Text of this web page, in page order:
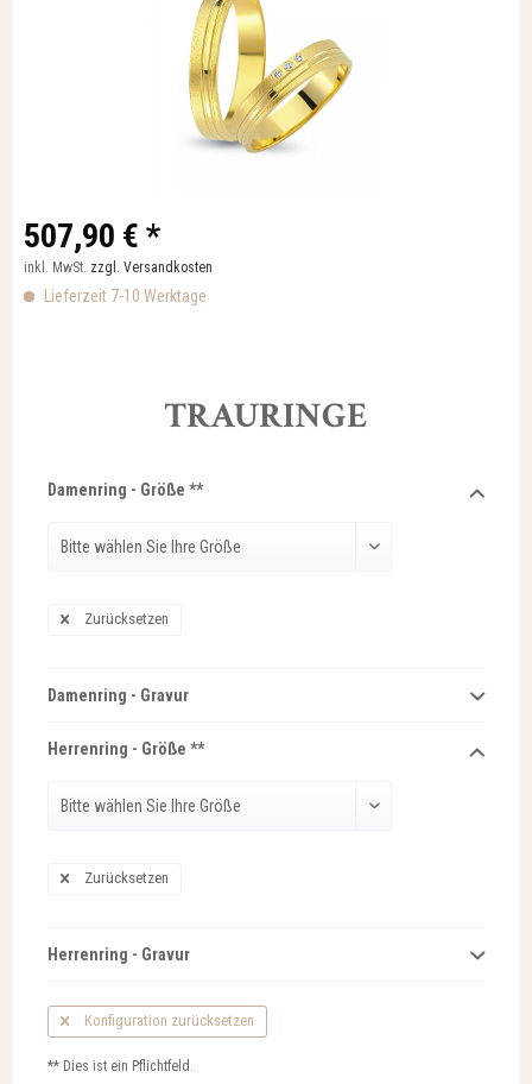
507,90 € *
inkl. MwSt. zzgl. Versandkosten
Lieferzeit 7-10 Werktage
TRAURINGE
Damenring - Größe **
Zurücksetzen
Damenring - Gravur
Herrenring - Größe **
Zurücksetzen
Herrenring - Gravur
Konfiguration zurücksetzen
** Dies ist ein Pflichtfeld.